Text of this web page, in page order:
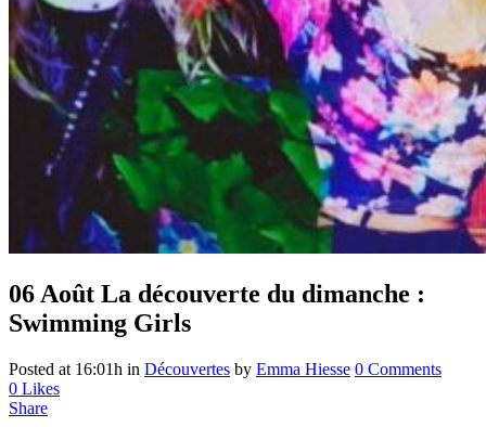
06 Août La découverte du dimanche :
Swimming Girls
Posted at 16:01h in Découvertes by Emma Hiesse 0 Comments
0 Likes
Share